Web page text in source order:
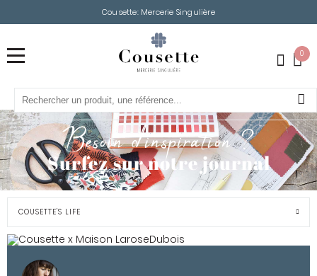
Cousette: Mercerie Singulière
0
Besoin d’inspiration ?
Surfez sur notre journal
COUSETTE'S LIFE